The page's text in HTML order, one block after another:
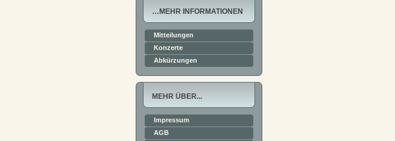
…MEHR INFORMATIONEN
Mitteilungen
Konzerte
Abkürzungen
MEHR ÜBER...
Impressum
AGB